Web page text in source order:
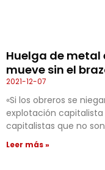
Huelga de metal
mueve sin el
2021-12-07
«Si los obreros se
explotación
capitalistas que no
Leer más »